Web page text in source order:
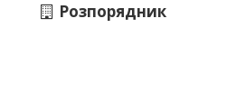
Розпорядник